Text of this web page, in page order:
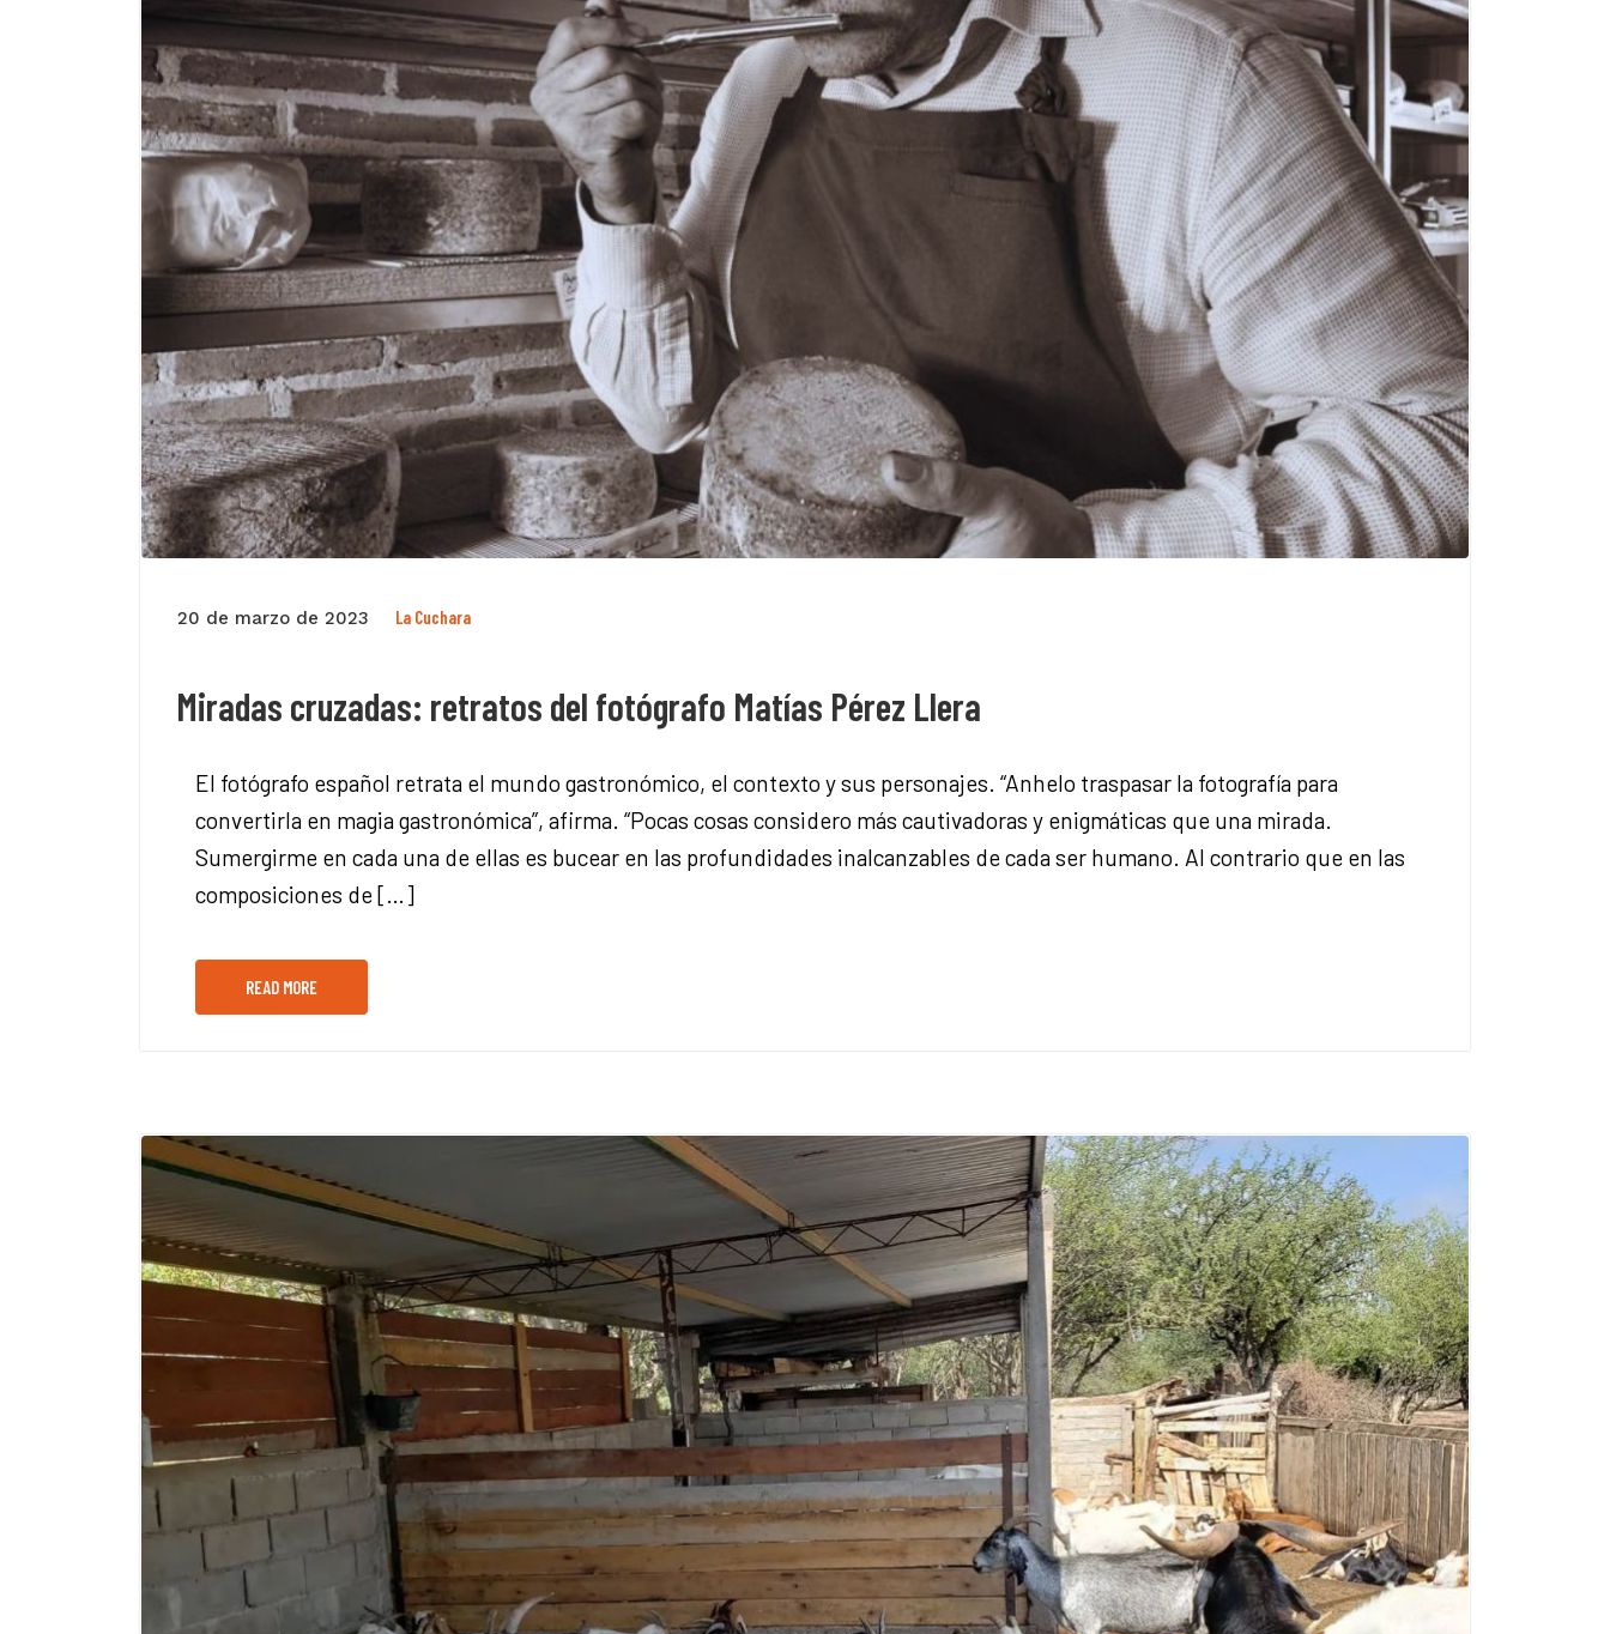
20 de marzo de 2023 La Cuchara
Miradas cruzadas: retratos del fotógrafo Matías Pérez Llera
El fotógrafo español retrata el mundo gastronómico, el contexto y sus personajes. “Anhelo traspasar la fotografía para
convertirla en magia gastronómica”, afirma. “Pocas cosas considero más cautivadoras y enigmáticas que una mirada.
Sumergirme en cada una de ellas es bucear en las profundidades inalcanzables de cada ser humano. Al contrario que en las
composiciones de […]
READ MORE